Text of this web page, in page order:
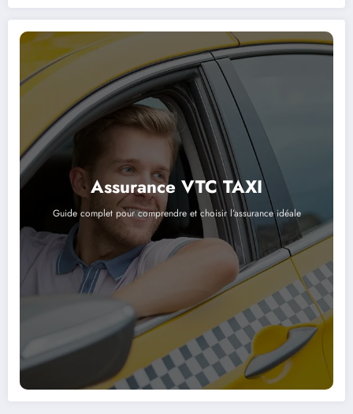
Assurance VTC TAXI
Guide complet pour comprendre et choisir l’assurance idéale